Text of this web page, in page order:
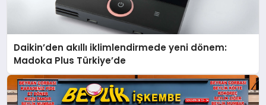
Daikin’den akıllı iklimlendirmede yeni dönem:
Madoka Plus Türkiye’de